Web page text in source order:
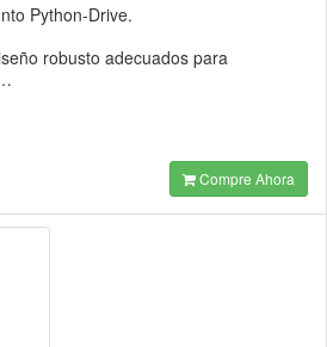
Python-Drive.
robusto adecuados para
Compre Ahora